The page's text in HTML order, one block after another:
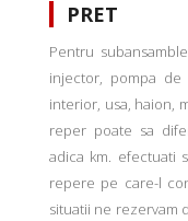
PRET
Pentru
injector, pompa de
interior, usa, haion,
reper poate sa
adica km. efectuati
repere pe care-l
situatii ne rezervam